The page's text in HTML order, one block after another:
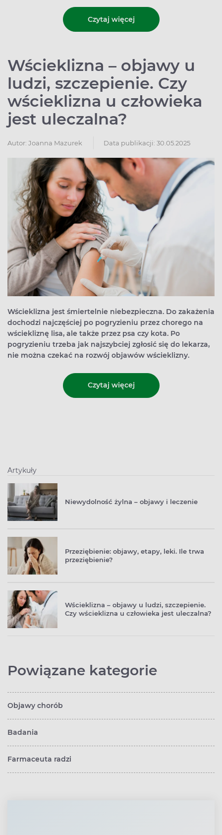
Czytaj więcej
Wścieklizna – objawy u
ludzi, szczepienie. Czy
wścieklizna u człowieka
jest uleczalna?
Autor: Joanna Mazurek Data publikacji: 30.05.2025
Wścieklizna jest śmiertelnie niebezpieczna. Do zakażenia
dochodzi najczęściej po pogryzieniu przez chorego na
wściekliznę lisa, ale także przez psa czy kota. Po
pogryzieniu trzeba jak najszybciej zgłosić się do lekarza,
nie można czekać na rozwój objawów wścieklizny.
Czytaj więcej
Artykuły
Niewydolność żylna – objawy i leczenie
Przeziębienie: objawy, etapy, leki. Ile trwa
przeziębienie?
Wścieklizna – objawy u ludzi, szczepienie.
Czy wścieklizna u człowieka jest uleczalna?
Powiązane kategorie
Objawy chorób
Badania
Farmaceuta radzi